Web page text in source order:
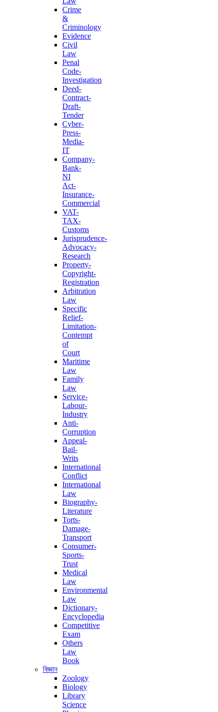
Crime
&
Criminology
Evidence
Civil
Law
Penal
Code-
Investigation
Deed-
Contract-
Draft-
Tender
Cyber-
Press-
Media-
IT
Company-
Bank-
NI
Act-
Insurance-
Commercial
VAT-
TAX-
Customs
Jurisprudence-
Advocacy-
Research
Property-
Copyright-
Registration
Arbitration
Law
Specific
Relief-
Limitation-
Contempt
of
Court
Maritime
Law
Family
Law
Service-
Labour-
Industry
Anti-
Corruption
Appeal-
Bail-
Writs
International
Conflict
International
Law
Biography-
Literature
Torts-
Damage-
Transport
Consumer-
Sports-
Trust
Medical
Law
Environmental
Law
Dictionary-
Encyclopedia
Competitive
Exam
Others
Law
Book
বিজ্ঞান
Zoology
Biology
Library
Science